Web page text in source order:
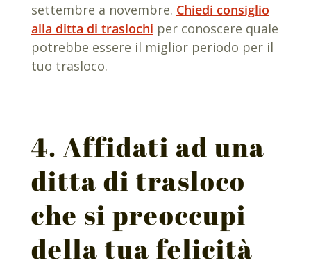
settembre a novembre. Chiedi consiglio
alla ditta di traslochi per conoscere quale
potrebbe essere il miglior periodo per il
tuo trasloco.
4. Affidati ad una
ditta di trasloco
che si preoccupi
della tua felicità